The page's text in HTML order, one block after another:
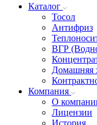
Каталог
Тосол
Антифриз
ВГР
Домашняя
Компания
О
Лицензии
История